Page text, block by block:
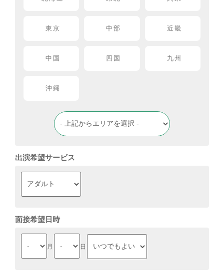
東京 中部 近畿
中国 四国 九州
沖縄
出演希望サービス
面接希望日時
月 日